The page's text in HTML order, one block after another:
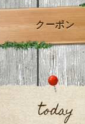
クーポン
today